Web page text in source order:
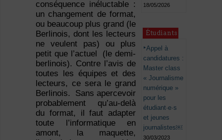
conséquence inéluctable :
un changement de format,
ou beaucoup plus grand (le
Berlinois, dont les lecteurs
ne veulent pas) ou plus
petit que l’actuel (le demi-
berlinois). Contre l’avis de
toutes les équipes et des
lecteurs, ce sera le grand
Berlinois. Sans apercevoir
probablement qu’au-delà
du format, il faut adapter
toute l’informatique en
amont, la maquette,
18/05/2026
Étudiants
Appel à
candidatures :
Master class
« Journalisme
numérique »
pour les
étudiant·e·s
et jeunes
journalistes￼
30/03/2023